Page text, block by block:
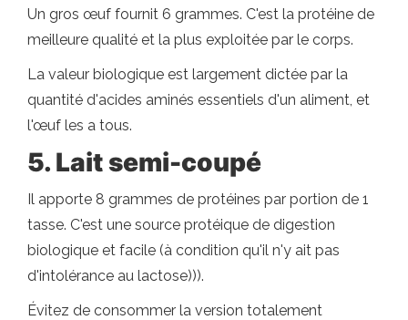
Un gros œuf fournit 6 grammes. C'est la protéine de
meilleure qualité et la plus exploitée par le corps.
La valeur biologique est largement dictée par la
quantité d'acides aminés essentiels d'un aliment, et
l'œuf les a tous.
5. Lait semi-coupé
Il apporte 8 grammes de protéines par portion de 1
tasse. C'est une source protéique de digestion
biologique et facile (à condition qu'il n'y ait pas
d'intolérance au lactose))).
Évitez de consommer la version totalement